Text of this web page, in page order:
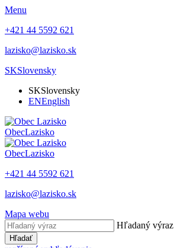
Menu
+421 44 5592 621
lazisko@lazisko.sk
SKSlovensky
SKSlovensky
ENEnglish
ObecLazisko
ObecLazisko
+421 44 5592 621
lazisko@lazisko.sk
Mapa webu
Hľadaný výraz
Hľadať